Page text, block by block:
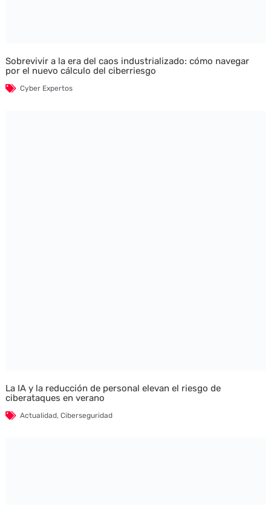
Sobrevivir a la era del caos industrializado: cómo navegar
por el nuevo cálculo del ciberriesgo
Cyber Expertos
La IA y la reducción de personal elevan el riesgo de
ciberataques en verano
Actualidad, Ciberseguridad